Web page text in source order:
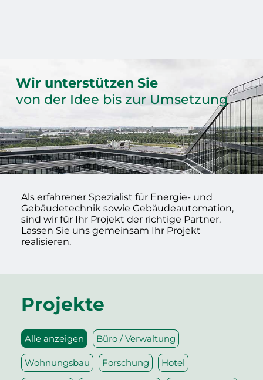
Wir unterstützen Sie
von der Idee bis zur Umsetzung
Als erfahrener Spezialist für Energie- und
Gebäudetechnik sowie Gebäudeautomation,
sind wir für Ihr Projekt der richtige Partner.
Lassen Sie uns gemeinsam Ihr Projekt
realisieren.
Projekte
Alle anzeigen Büro / Verwaltung
Wohnungsbau Forschung Hotel